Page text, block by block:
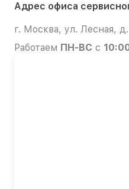
Адрес офиса
г. Москва, ул. Лесная,
Работаем ПН-ВС с